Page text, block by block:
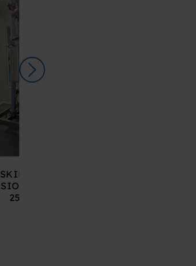
SKID REACTOR
COSMOS
250 NUEVO